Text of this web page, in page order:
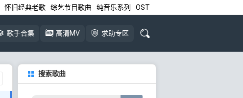
怀旧经典老歌 综艺节目歌曲 纯音乐系列 OST
歌手合集 高清MV 求助专区
搜索歌曲